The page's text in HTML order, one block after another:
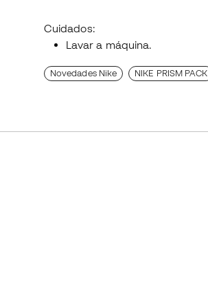
Cuidados:
Lavar a máquina.
Novedades Nike NIKE PRISM PACK